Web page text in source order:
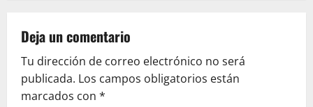
v
i
g
Deja un comentario
Tu dirección de correo electrónico no será
publicada. Los campos obligatorios están
marcados con *